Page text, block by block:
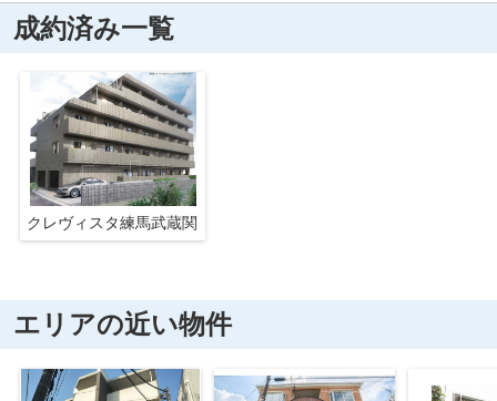
成約済み一覧
クレヴィスタ練馬武蔵関
エリアの近い物件